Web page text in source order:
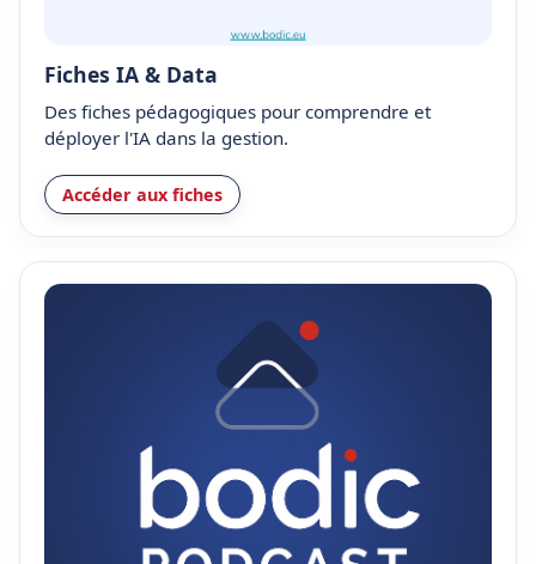
Fiches IA & Data
Des fiches pédagogiques pour comprendre et
déployer l'IA dans la gestion.
Accéder aux fiches